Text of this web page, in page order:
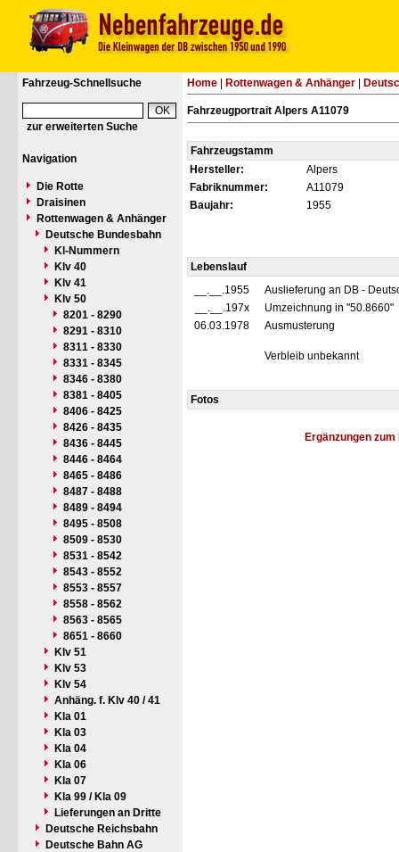
Fahrzeug-Schnellsuche
zur erweiterten Suche
Navigation
Die Rotte
Draisinen
Rottenwagen & Anhänger
Deutsche Bundesbahn
Kl-Nummern
Klv 40
Klv 41
Klv 50
8201 - 8290
8291 - 8310
8311 - 8330
8331 - 8345
8346 - 8380
8381 - 8405
8406 - 8425
8426 - 8435
8436 - 8445
8446 - 8464
8465 - 8486
8487 - 8488
8489 - 8494
8495 - 8508
8509 - 8530
8531 - 8542
8543 - 8552
8553 - 8557
8558 - 8562
8563 - 8565
8651 - 8660
Klv 51
Klv 53
Klv 54
Anhäng. f. Klv 40 / 41
Kla 01
Kla 03
Kla 04
Kla 06
Kla 07
Kla 99 / Kla 09
Lieferungen an Dritte
Deutsche Reichsbahn
Deutsche Bahn AG
Home Rottenwagen & Anhänger
Fahrzeugportrait Alpers A11079
Fahrzeugstamm
Hersteller:
Alpers
Fabriknummer:
A11079
Baujahr:
1955
Lebenslauf
__.__.1955
Auslieferung an DB -
__.__.197x
Umzeichnung in "50.8660"
06.03.1978
Ausmusterung
Verbleib unbekannt
Fotos
Ergänzungen